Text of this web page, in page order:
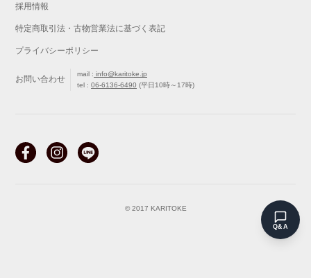
採用情報
特定商取引法・古物営業法に基づく表記
プライバシーポリシー
お問い合わせ
mail : info@karitoke.jp
tel :06-6136-6490 (平日10時～17時)
© 2017 KARITOKE
Q&A